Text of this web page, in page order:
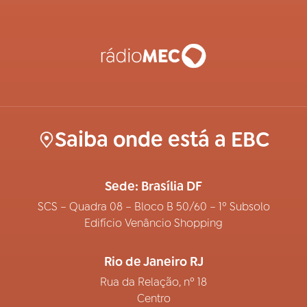
Saiba onde está a EBC
Sede: Brasília DF
SCS – Quadra 08 – Bloco B 50/60 – 1º Subsolo
Edifício Venâncio Shopping
Rio de Janeiro RJ
Rua da Relação, nº 18
Centro